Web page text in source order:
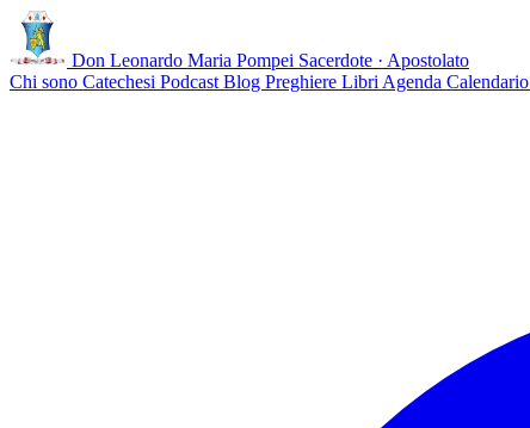
Don Leonardo Maria Pompei Sacerdote · Apostolato
Chi sono Catechesi Podcast Blog Preghiere Libri Agenda Calendario